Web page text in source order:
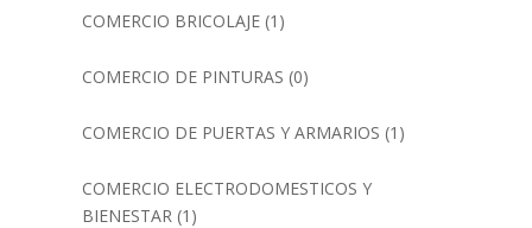
COMERCIO BRICOLAJE(1)
COMERCIO DE PINTURAS (0)
COMERCIO DE PUERTAS Y ARMARIOS (1)
COMERCIO ELECTRODOMESTICOS Y
BIENESTAR (1)